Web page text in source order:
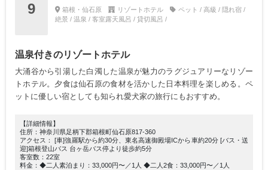
9 箱根・仙石原 リゾートホテル
ペット / 高級 / 隠れ宿 /
絶景 / 温泉 / 客室露天風呂 / 貸切風呂 /
温泉付きのリゾートホテル
大涌谷から引湯した白濁した温泉が魅力のラグジュアリーなリゾー
トホテル。夕食は仙石原の食材を活かした日本料理を楽しめる。ペ
ットに優しい宿としても知られ愛犬家の旅行にもおすすめ。
【詳細情報】
住所：神奈川県足柄下郡箱根町仙石原817-360
アクセス： [車]強羅駅から約30分、東名高速御殿場ICから車約20分 [バス・送
迎]箱根登山バス 台ヶ岳バス停より徒歩約5分
客室数：22室
料金：◆二人素泊まり：33,000円〜／1人 ◆二人2食：33,000円〜／1人